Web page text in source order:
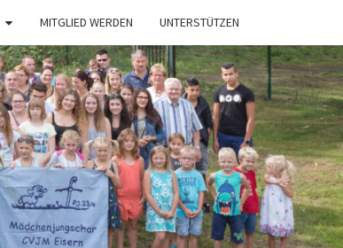
MITGLIED WERDEN UNTERSTÜTZEN